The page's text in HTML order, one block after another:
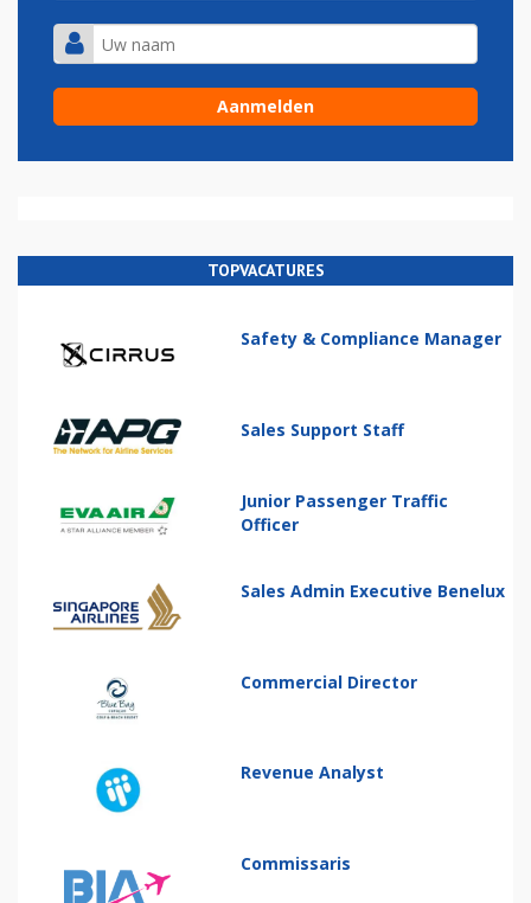
TOPVACATURES
Safety & Compliance Manager
Sales Support Staff
Junior Passenger Traffic
Officer
Sales Admin Executive Benelux
Commercial Director
Revenue Analyst
Commissaris